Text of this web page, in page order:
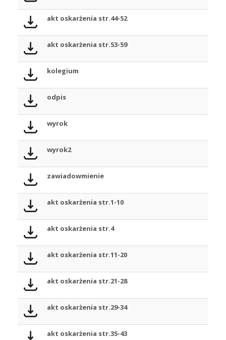
akt oskarżenia str.44-52
akt oskarżenia str.53-59
kolegium
odpis
wyrok
wyrok2
zawiadowmienie
akt oskarżenia str.1-10
akt oskarżenia str.4
akt oskarżenia str.11-20
akt oskarżenia str.21-28
akt oskarżenia str.29-34
akt oskarżenia str.35-43